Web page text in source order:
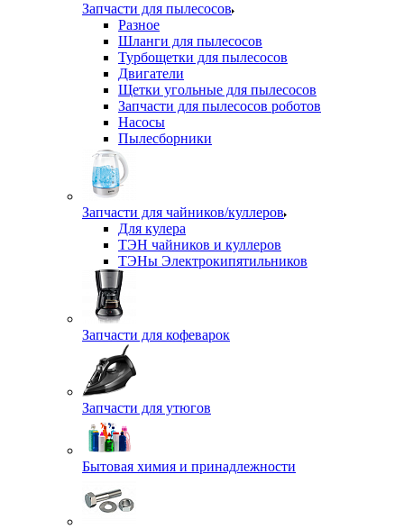
Запчасти для пылесосов
Разное
Шланги для пылесосов
Турбощетки для пылесосов
Двигатели
Щетки угольные для пылесосов
Запчасти для пылесосов роботов
Насосы
Пылесборники
Запчасти для чайников/куллеров
Для кулера
ТЭН чайников и куллеров
ТЭНы Электрокипятильников
Запчасти для кофеварок
Запчасти для утюгов
Бытовая химия и принадлежности